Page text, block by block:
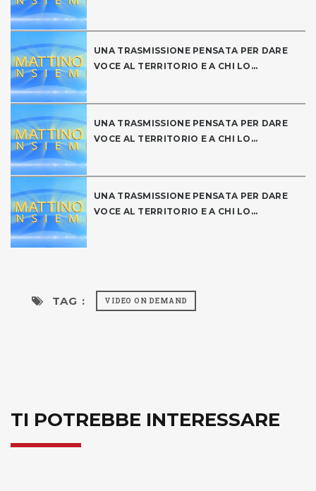
UNA TRASMISSIONE PENSATA PER DARE
VOCE AL TERRITORIO E A CHI LO...
UNA TRASMISSIONE PENSATA PER DARE
VOCE AL TERRITORIO E A CHI LO...
UNA TRASMISSIONE PENSATA PER DARE
VOCE AL TERRITORIO E A CHI LO...
TAG : VIDEO ON DEMAND
TI POTREBBE INTERESSARE